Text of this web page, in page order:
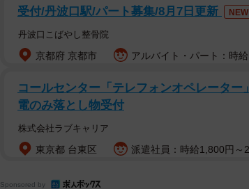
受付/丹波口駅/パート募集/8月7日更新 NEW
丹波口こばやし整骨院
京都府 京都市 アルバイト・パート：時
コールセンター「テレフォンオペレータ
電のみ落とし物受付
株式会社ラブキャリア
東京都 台東区 派遣社員：時給1,800円～
Sponsored by